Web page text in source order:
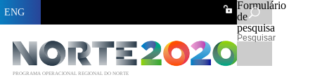
Formulário
de
pesquisa
Pesquisar
PROGRAMA OPERACIONAL REGIONAL DO NORTE
ENG